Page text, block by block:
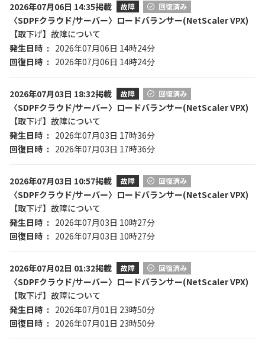
2026年07月06日 14:35掲載 故障 回復済み
〈SDPFクラウド/サーバー〉ロードバランサー(NetScaler VPX)
【取下げ】故障について
発生日時
2026年07月06日 14時24分
回復日時
2026年07月06日 14時24分
2026年07月03日 18:32掲載 故障 回復済み
〈SDPFクラウド/サーバー〉ロードバランサー(NetScaler VPX)
【取下げ】故障について
発生日時
2026年07月03日 17時36分
回復日時
2026年07月03日 17時36分
2026年07月03日 10:57掲載 故障 回復済み
〈SDPFクラウド/サーバー〉ロードバランサー(NetScaler VPX)
【取下げ】故障について
発生日時
2026年07月03日 10時27分
回復日時
2026年07月03日 10時27分
2026年07月02日 01:32掲載 故障 回復済み
〈SDPFクラウド/サーバー〉ロードバランサー(NetScaler VPX)
【取下げ】故障について
発生日時
2026年07月01日 23時50分
回復日時
2026年07月01日 23時50分